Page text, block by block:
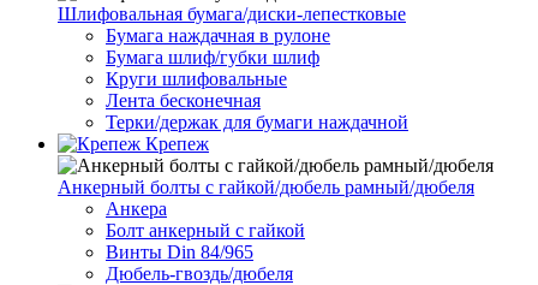
Шлифовальная бумага/диски-лепестковые
Бумага наждачная в рулоне
Бумага шлиф/губки шлиф
Круги шлифовальные
Лента бесконечная
Терки/держак для бумаги наждачной
Крепеж
Анкерный болты с гайкой/дюбель рамный/дюбеля
Анкера
Болт анкерный с гайкой
Винты Din 84/965
Дюбель-гвоздь/дюбеля